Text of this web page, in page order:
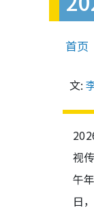
首页
文:
视
午
日